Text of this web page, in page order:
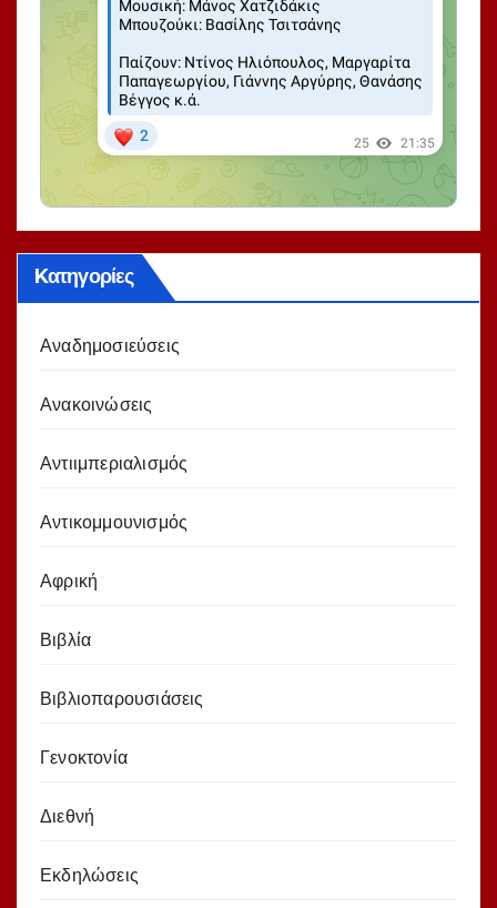
Kατηγορίες
Αναδημοσιεύσεις
Ανακοινώσεις
Αντιιμπεριαλισμός
Αντικομμουνισμός
Αφρική
Βιβλία
Βιβλιοπαρουσιάσεις
Γενοκτονία
Διεθνή
Εκδηλώσεις